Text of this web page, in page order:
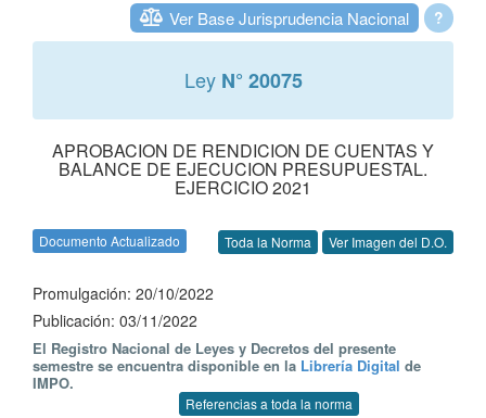
?
Ver Base Jurisprudencia Nacional
Ley N° 20075
APROBACION DE RENDICION DE CUENTAS Y
BALANCE DE EJECUCION PRESUPUESTAL.
EJERCICIO 2021
Documento Actualizado Toda la Norma Ver Imagen del D.O.
Promulgación: 20/10/2022
Publicación: 03/11/2022
El Registro Nacional de Leyes y Decretos del presente
semestre se encuentra disponible en la Librería Digital de
IMPO.
Referencias a toda la norma